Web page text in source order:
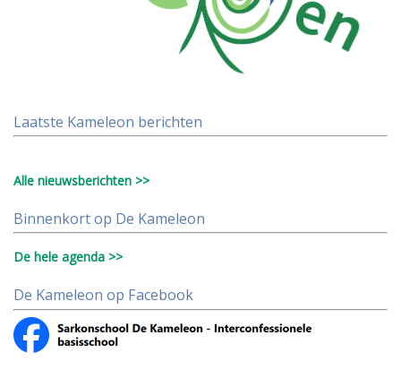
Laatste Kameleon berichten
Alle nieuwsberichten >>
Binnenkort op De Kameleon
De hele agenda >>
De Kameleon op Facebook